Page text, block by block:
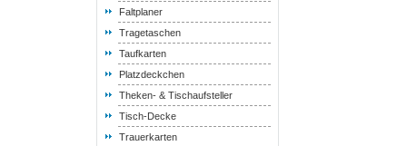
Faltplaner
Tragetaschen
Taufkarten
Platzdeckchen
Theken- & Tischaufsteller
Tisch-Decke
Trauerkarten